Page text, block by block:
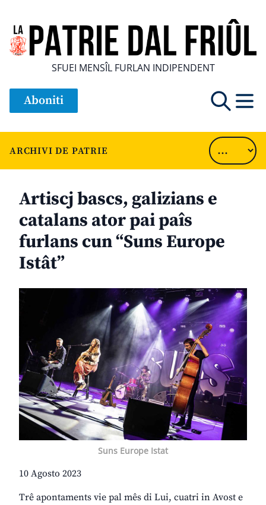
SFUEI MENSÎL FURLAN INDIPENDENT
Aboniti
ARCHIVI DE PATRIE
Artiscj bascs, galizians e
catalans ator pai paîs
furlans cun “Suns Europe
Istât”
Suns Europe Istat
10 Agosto 2023
Trê apontaments vie pal mês di Lui, cuatri in Avost e